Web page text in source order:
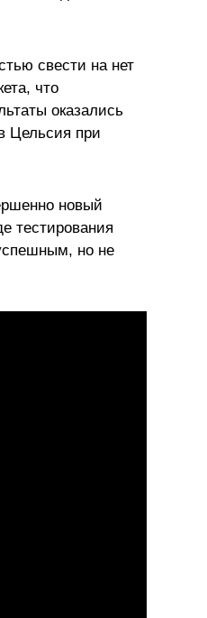
свести на нет
что
оказались
Цельсия при
новый
тестирования
но не